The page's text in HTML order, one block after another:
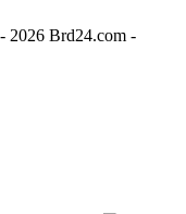
2026 Brd24.com -